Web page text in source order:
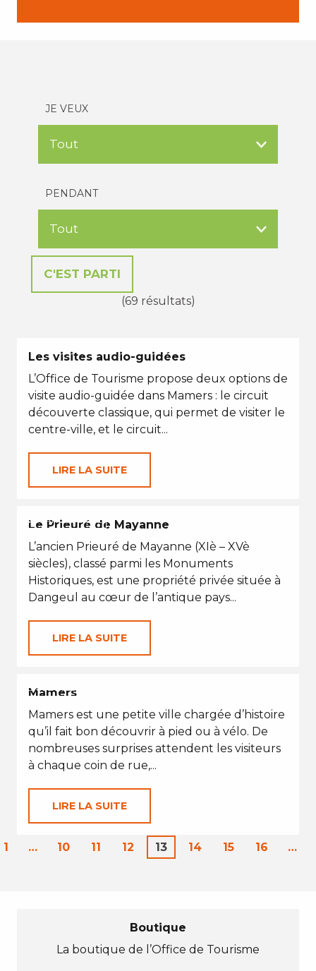
JE VEUX
PENDANT
(69 résultats)
Les visites audio-guidées
L’Office de Tourisme propose deux options de
visite audio-guidée dans Mamers : le circuit
découverte classique, qui permet de visiter le
centre-ville, et le circuit...
LIRE LA SUITE
VACANCES D'ÉTÉ
Le Prieuré de Mayanne
L’ancien Prieuré de Mayanne (XIè – XVè
siècles), classé parmi les Monuments
Historiques, est une propriété privée située à
Dangeul au cœur de l’antique pays...
LIRE LA SUITE
EN TOUTES SAISONS
Mamers
Mamers est une petite ville chargée d’histoire
qu’il fait bon découvrir à pied ou à vélo. De
nombreuses surprises attendent les visiteurs
à chaque coin de rue,...
LIRE LA SUITE
1 … 10 11 12 13 14 15 16 …
Boutique
La boutique de l’Office de Tourisme